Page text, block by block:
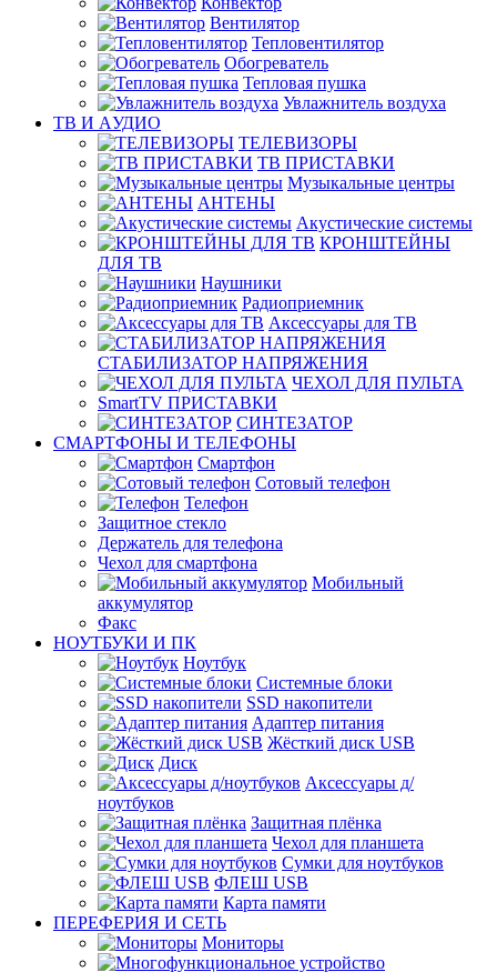
Вентилятор
Тепловентилятор
Обогреватель
Тепловая пушка
Увлажнитель воздуха
ТВ И AУДИО
ТЕЛЕВИЗОРЫ
ТВ ПРИСТАВКИ
Музыкальные центры
АНТЕНЫ
Акустические системы
КРОНШТЕЙНЫ
ДЛЯ ТВ
Наушники
Радиоприемник
Аксессуары для ТВ
СТАБИЛИЗАТОР НАПРЯЖЕНИЯ
ЧЕХОЛ ДЛЯ ПУЛЬТА
SmartTV ПРИСТАВКИ
СИНТЕЗАТОР
СМАРТФОНЫ И ТЕЛЕФОНЫ
Смартфон
Сотовый телефон
Телефон
Защитное стекло
Держатель для телефона
Чехол для смартфона
Мобильный
аккумулятор
Факс
НОУТБУКИ И ПК
Ноутбук
Системные блоки
SSD накопители
Адаптер питания
Жёсткий диск USB
Диск
Аксессуары д/
ноутбуков
Защитная плёнка
Чехол для планшета
Сумки для ноутбуков
ФЛЕШ USB
Карта памяти
ПЕРЕФЕРИЯ И СЕТЬ
Мониторы